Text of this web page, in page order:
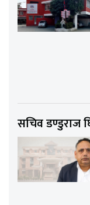
सचिव डण्डुराज